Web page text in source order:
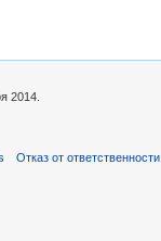
2014.
Отказ от ответственности